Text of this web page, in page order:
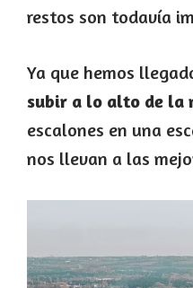
restos son todavía
Ya que hemos
subir a lo alto de la
escalones en una
nos llevan a las